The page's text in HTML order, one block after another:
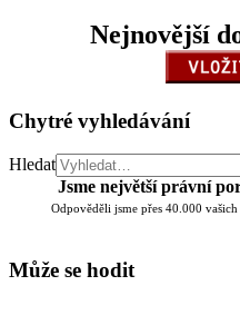
Nejnovější
Chytré vyhledávání
Hledat
Jsme největší právní
Odpověděli jsme přes 40.000
Může se hodit